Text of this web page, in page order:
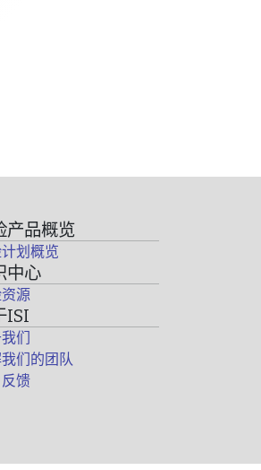
产品概览
划概览
中心
源
ISI
们
们的团队
馈